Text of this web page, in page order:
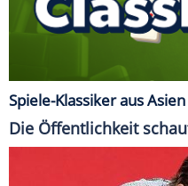
Spiele-Klassiker aus Asien
Die Öffentlichkeit